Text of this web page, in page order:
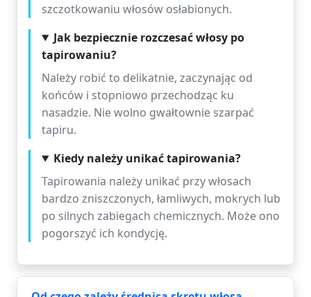
szczotkowaniu włosów osłabionych.
Jak bezpiecznie rozczesać włosy po
tapirowaniu?
Należy robić to delikatnie, zaczynając od
końców i stopniowo przechodząc ku
nasadzie. Nie wolno gwałtownie szarpać
tapiru.
Kiedy należy unikać tapirowania?
Tapirowania należy unikać przy włosach
bardzo zniszczonych, łamliwych, mokrych lub
po silnych zabiegach chemicznych. Może ono
pogorszyć ich kondycję.